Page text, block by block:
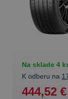
Na sklade 4
K odberu na
444,52 €